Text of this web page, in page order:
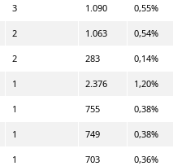
3 1.090 0,55%
2 1.063 0,54%
2 283 0,14%
1 2.376 1,20%
1 755 0,38%
1 749 0,38%
1 703 0,36%